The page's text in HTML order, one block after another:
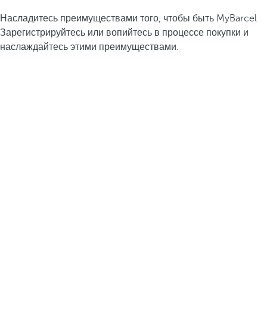
Насладитесь преимуществами того, чтобы быть MyBarcel
Зарегистрируйтесь или вопийтесь в процессе покупки и
наслаждайтесь этими преимуществами.